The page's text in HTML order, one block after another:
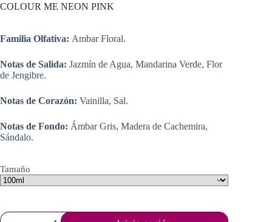
COLOUR ME NEON PINK
Familia Olfativa: Ambar Floral.
Notas de Salida: Jazmín de Agua, Mandarina Verde, Flor
de Jengibre.
Notas de Corazón: Vainilla, Sal.
Notas de Fondo: Ámbar Gris, Madera de Cachemira,
Sándalo.
Tamaño
COLOUR